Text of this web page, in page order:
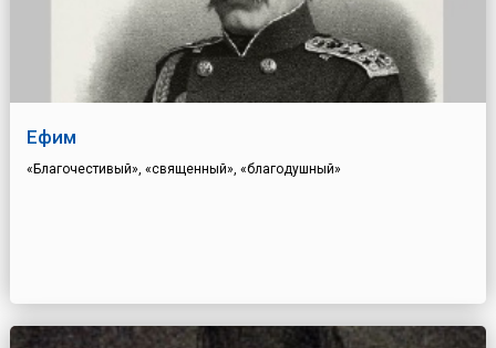
Ефим
«Благочестивый», «священный», «благодушный»